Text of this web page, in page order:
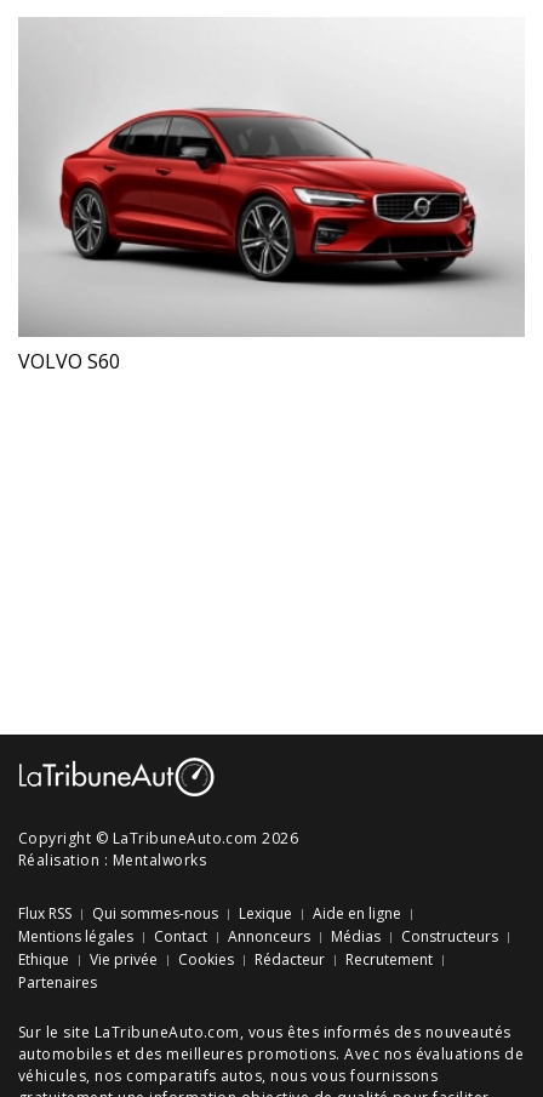
VOLVO S60
Copyright © LaTribuneAuto.com 2026
Réalisation : Mentalworks
Flux RSS Qui sommes-nous Lexique
Aide en ligne
Mentions légales
Contact Annonceurs Médias
Constructeurs
Ethique
Vie privée Cookies Rédacteur
Recrutement
Partenaires
Sur le site LaTribuneAuto.com, vous êtes informés des nouveautés
automobiles et des meilleures promotions. Avec nos évaluations de
véhicules, nos comparatifs autos, nous vous fournissons